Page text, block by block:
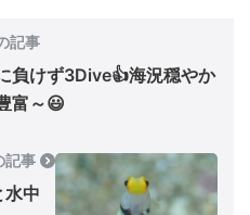
記事
負けず3Dive👍海況穏やか
富～😃
記事
水中